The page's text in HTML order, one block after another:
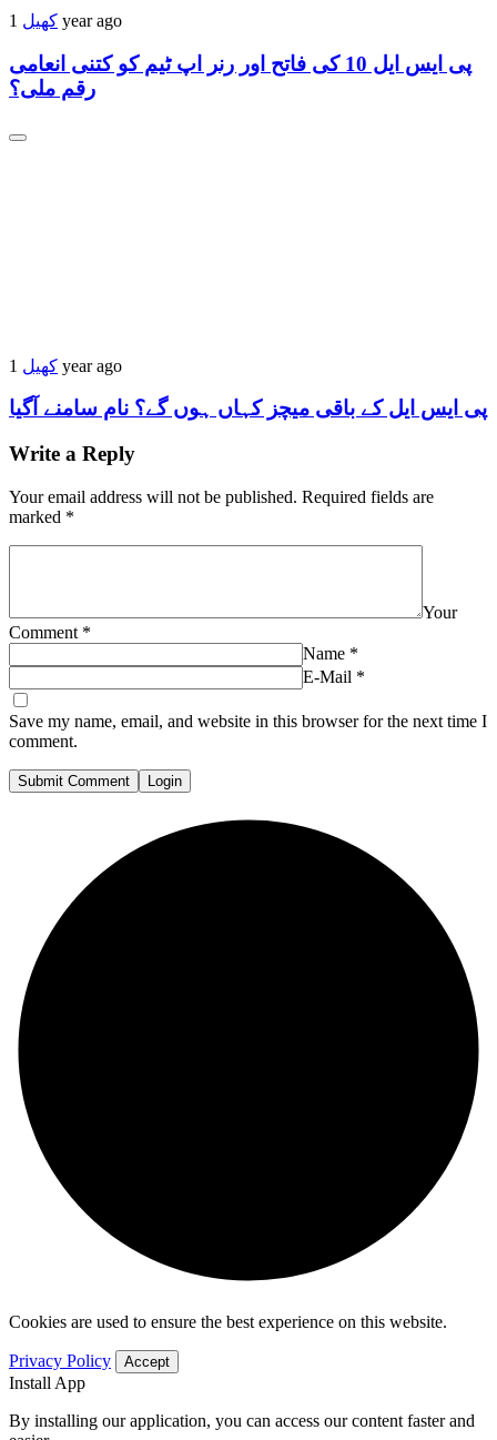
کھیل 1 year ago
پی ایس ایل 10 کی فاتح اور رنر اپ ٹیم کو کتنی انعامی
رقم ملی؟
کھیل 1 year ago
پی ایس ایل کے باقی میچز کہاں ہوں گے؟ نام سامنے آگیا
Write a Reply
Your email address will not be published. Required fields are
marked *
Your
Comment *
Name *
E-Mail *
Save my name, email, and website in this browser for the next time I
comment.
Submit Comment Login
Cookies are used to ensure the best experience on this website.
Privacy Policy Accept
Install App
By installing our application, you can access our content faster and